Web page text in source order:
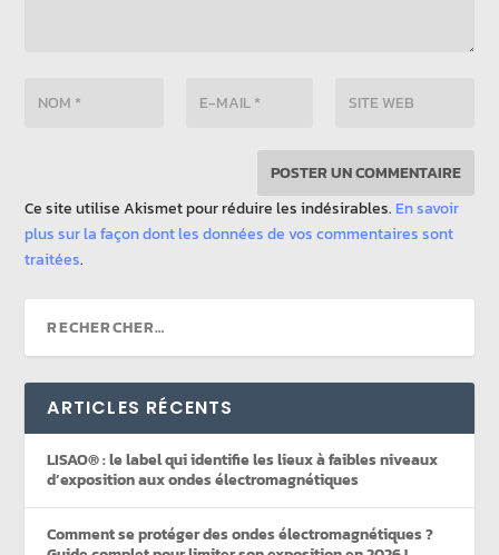
Ce site utilise Akismet pour réduire les indésirables. En savoir
plus sur la façon dont les données de vos commentaires sont
traitées.
ARTICLES RÉCENTS
LISAO® : le label qui identifie les lieux à faibles niveaux
d’exposition aux ondes électromagnétiques
Comment se protéger des ondes électromagnétiques ?